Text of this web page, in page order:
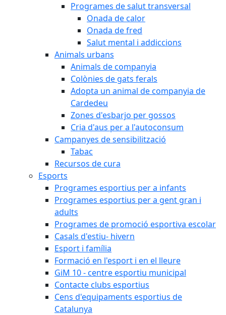
Programes de salut transversal
Onada de calor
Onada de fred
Salut mental i addiccions
Animals urbans
Animals de companyia
Colònies de gats ferals
Adopta un animal de companyia de
Cardedeu
Zones d'esbarjo per gossos
Cria d'aus per a l'autoconsum
Campanyes de sensibilització
Tabac
Recursos de cura
Esports
Programes esportius per a infants
Programes esportius per a gent gran i
adults
Programes de promoció esportiva escolar
Casals d'estiu- hivern
Esport i família
Formació en l'esport i en el lleure
GiM 10 - centre esportiu municipal
Contacte clubs esportius
Cens d'equipaments esportius de
Catalunya